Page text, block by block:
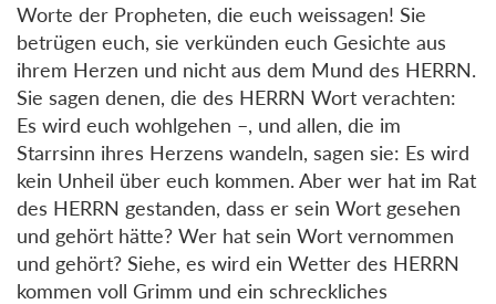
Worte der Propheten, die euch weissagen! Sie
betrügen euch, sie verkünden euch Gesichte aus
ihrem Herzen und nicht aus dem Mund des HERRN.
Sie sagen denen, die des HERRN Wort verachten:
Es wird euch wohlgehen –, und allen, die im
Starrsinn ihres Herzens wandeln, sagen sie: Es wird
kein Unheil über euch kommen. Aber wer hat im Rat
des HERRN gestanden, dass er sein Wort gesehen
und gehört hätte? Wer hat sein Wort vernommen
und gehört? Siehe, es wird ein Wetter des HERRN
kommen voll Grimm und ein schreckliches